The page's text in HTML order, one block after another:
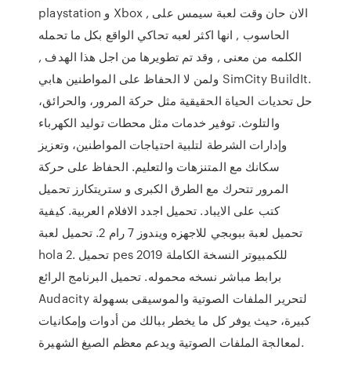
playstation و Xbox , الان حان وقت لعبة سيمس على
الحاسوب , انها اكثر لعبه تحاكي الواقع بكل ما تحمله
الكلمه من معنى , وقد تم تطويرها من اجل هذا الهدف ,
ولمن لا الحفاظ على المواطنين هابي SimCity BuildIt.
حل تحديات الحياة الحقيقية مثل حركة المرور، والحرائق،
والتلوث. توفير خدمات مثل محطات توليد الكهرباء
وإدارات الشرطة لتلبية احتياجات المواطنين، وتعزيز
سكانك مع المتنزهات والتعليم. الحفاظ على حركة
المرور تتحرك مع الطرق الكبرى و ستريتكارز تحميل
كتب على الايباد. تحميل اجدد الافلام العربية. كيفية
تحميل لعبة ببوبجي للاجهزه ويندوز 7 رام 2. تحميل لعبة
hola 2. تحميل pes 2019 للكمبيوتر النسخة الكاملة
برابط مباشر نسخه محموله. تحميل البرنامج الرائع
Audacity لتحرير الملفات الصوتية والموسيقى بسهولة
كبيرة، حيث يوفر كل ما يخطر ببالك من أدوات وإمكانيات
لمعالجة الملفات الصوتية ويدعم معظم الصيغ الشهيرة.